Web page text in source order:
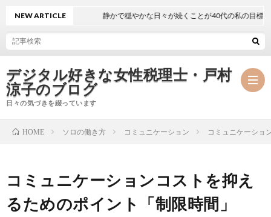
デジタル好きな女性税理士・戸村
涼子のブログ
日々の気づきを綴っています
NEW ARTICLE 静かで穏やかな日々が続くことが40代の私の目標
HOME ソロの働き方 コミュニケーション コミュニケーショ
コミュニケーションコストを抑え
るためのポイント「制限時間」